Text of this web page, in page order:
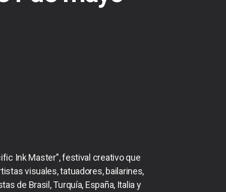
Ink Master”, festival creativo que
visuales, tatuadores, bailarines,
de Brasil, Turquía, España, Italia y